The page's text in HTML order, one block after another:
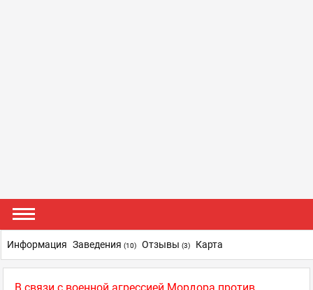
Информация Заведения (10) Отзывы (3) Карта